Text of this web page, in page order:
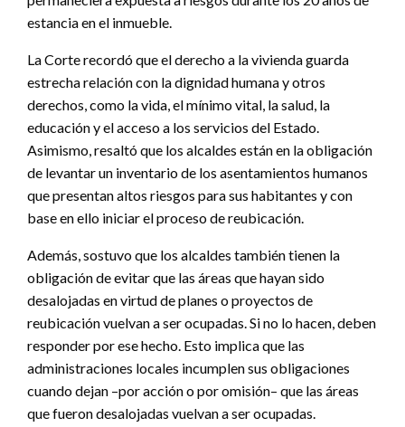
estancia en el inmueble.
La Corte recordó que el derecho a la vivienda guarda
estrecha relación con la dignidad humana y otros
derechos, como la vida, el mínimo vital, la salud, la
educación y el acceso a los servicios del Estado.
Asimismo, resaltó que los alcaldes están en la obligación
de levantar un inventario de los asentamientos humanos
que presentan altos riesgos para sus habitantes y con
base en ello iniciar el proceso de reubicación.
Además, sostuvo que los alcaldes también tienen la
obligación de evitar que las áreas que hayan sido
desalojadas en virtud de planes o proyectos de
reubicación vuelvan a ser ocupadas. Si no lo hacen, deben
responder por ese hecho. Esto implica que las
administraciones locales incumplen sus obligaciones
cuando dejan –por acción o por omisión– que las áreas
que fueron desalojadas vuelvan a ser ocupadas.